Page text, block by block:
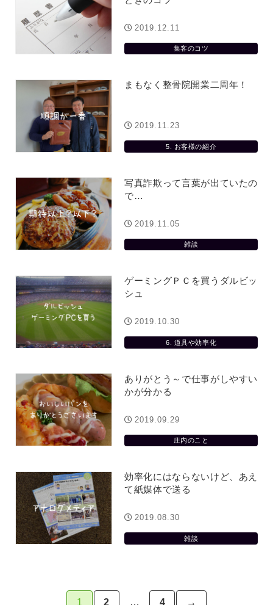
集客のコツ
2019.12.11
まもなく整骨院開業二周年！
5. お客様の紹介
2019.11.23
写真詐欺って言葉が出ていたの
で…
雑談
2019.11.05
ゲーミングＰＣを買うダルビッ
シュ
6. 道具や効率化
2019.10.30
ありがとう～で仕事がしやすい
かが分かる
庄内のこと
2019.09.29
効率化にはならないけど、あえ
て紙媒体で送る
雑談
2019.08.30
1 2 … 4 →